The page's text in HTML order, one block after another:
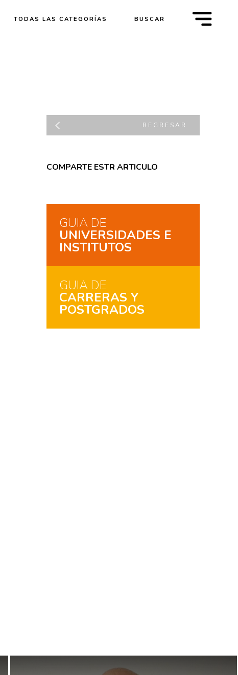
TODAS LAS CATEGORÍAS BUSCAR
m
REGRESAR
COMPARTE ESTR ARTICULO
GUIA DE
UNIVERSIDADES E
INSTITUTOS
GUIA DE
CARRERAS Y
POSTGRADOS